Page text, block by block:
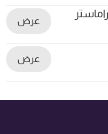
عرض
عرض